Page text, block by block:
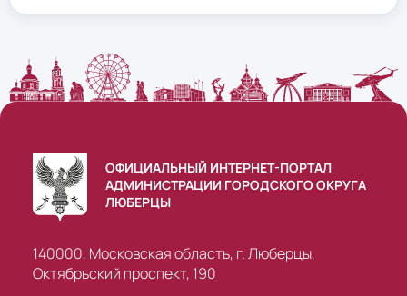
ОФИЦИАЛЬНЫЙ ИНТЕРНЕТ-ПОРТАЛ
АДМИНИСТРАЦИИ ГОРОДСКОГО ОКРУГА
ЛЮБЕРЦЫ
140000, Московская область, г. Люберцы,
Октябрьский проспект, 190